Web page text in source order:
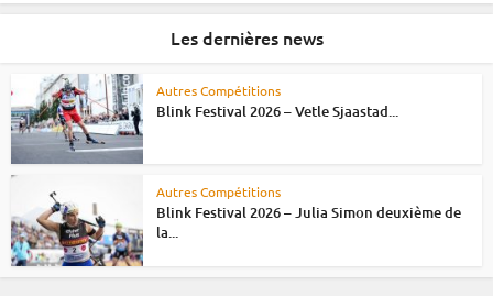
Les dernières news
Autres Compétitions
Blink Festival 2026 – Vetle Sjaastad...
Autres Compétitions
Blink Festival 2026 – Julia Simon deuxième de
la...